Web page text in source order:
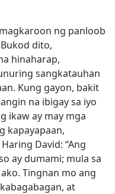
ng panloob
dito,
hinaharap,
sangkatauhan
Kung gayon, bakit
na ibigay sa iyo
ikaw ay may mga
kapayapaan,
David: “Ang
ay dumami; mula sa
Tingnan mo ang
at